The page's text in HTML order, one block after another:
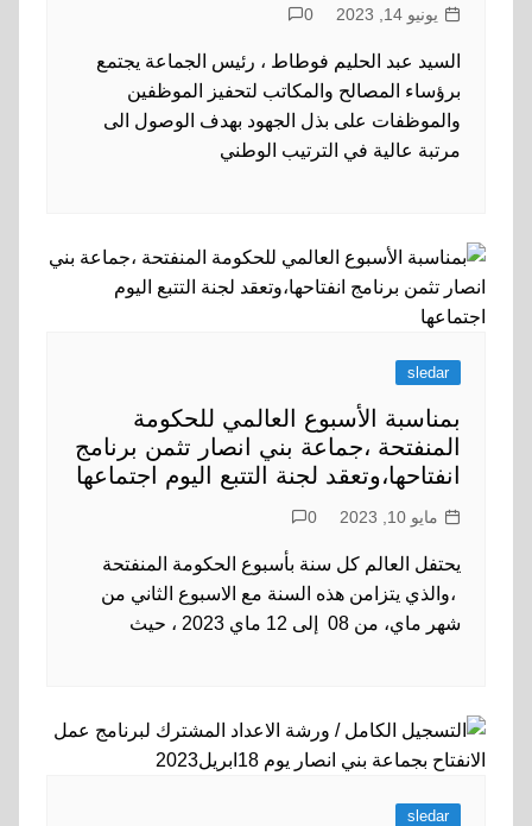
يونيو 14, 2023 0
السيد عبد الحليم فوطاط ، رئيس الجماعة يجتمع
برؤساء المصالح والمكاتب لتحفيز الموظفين
والموظفات على بذل الجهود بهدف الوصول الى
مرتبة عالية في الترتيب الوطني
sledar
بمناسبة الأسبوع العالمي للحكومة
المنفتحة ،جماعة بني انصار تثمن برنامج
انفتاحها،وتعقد لجنة التتبع اليوم اجتماعها
مايو 10, 2023 0
يحتفل العالم كل سنة بأسبوع الحكومة المنفتحة
،والذي يتزامن هذه السنة مع الاسبوع الثاني من
شهر ماي، من 08 إلى 12 ماي 2023 ، حيث
sledar